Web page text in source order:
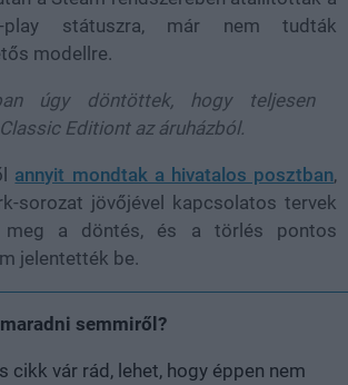
play státuszra, már nem tudták
modellre.
úgy döntöttek, hogy teljesen
Editiont az áruházból.
annyit mondtak a hivatalos posztban,
sorozat jövőjével kapcsolatos tervek
meg a döntés, és a törlés pontos
jelentették be.
semmiről?
cikk vár rád, lehet, hogy éppen nem